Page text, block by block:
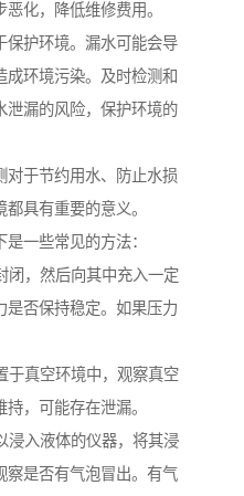
化，降低维修费用。
保护环境。漏水可能会导
成环境污染。及时检测和
泄漏的风险，保护环境的
对于节约用水、防止水损
具有重要的意义。
一些常见的方法：
闭，然后向其中充入一定
是否保持稳定。如果压力
于真空环境中，观察真空
，可能存在泄漏。
浸入液体的仪器，将其浸
察是否有气泡冒出。有气